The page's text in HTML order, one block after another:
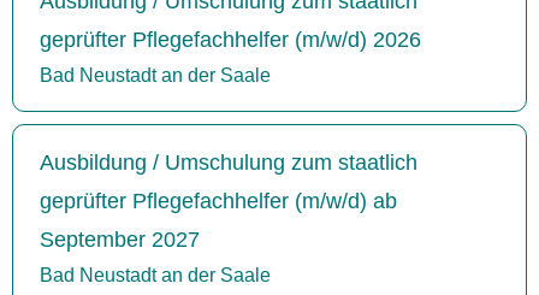
geprüfter Pflegefachhelfer (m/w/d) 2026
Bad Neustadt an der Saale
Ausbildung / Umschulung zum staatlich
geprüfter Pflegefachhelfer (m/w/d) ab
September 2027
Bad Neustadt an der Saale